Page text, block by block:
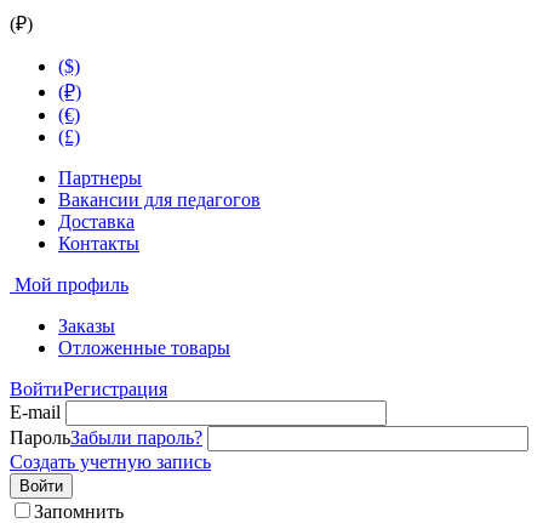
(₽)
($)
(₽)
(€)
(£)
Партнеры
Вакансии для педагогов
Доставка
Контакты
Мой профиль
Заказы
Отложенные товары
ВойтиРегистрация
E-mail
ПарольЗабыли пароль?
Создать учетную запись
Войти
Запомнить